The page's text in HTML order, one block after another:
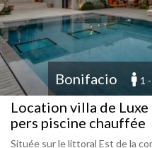
Bonifacio 1
Location villa de
pers piscine chauffée
Située sur le littoral Est de la